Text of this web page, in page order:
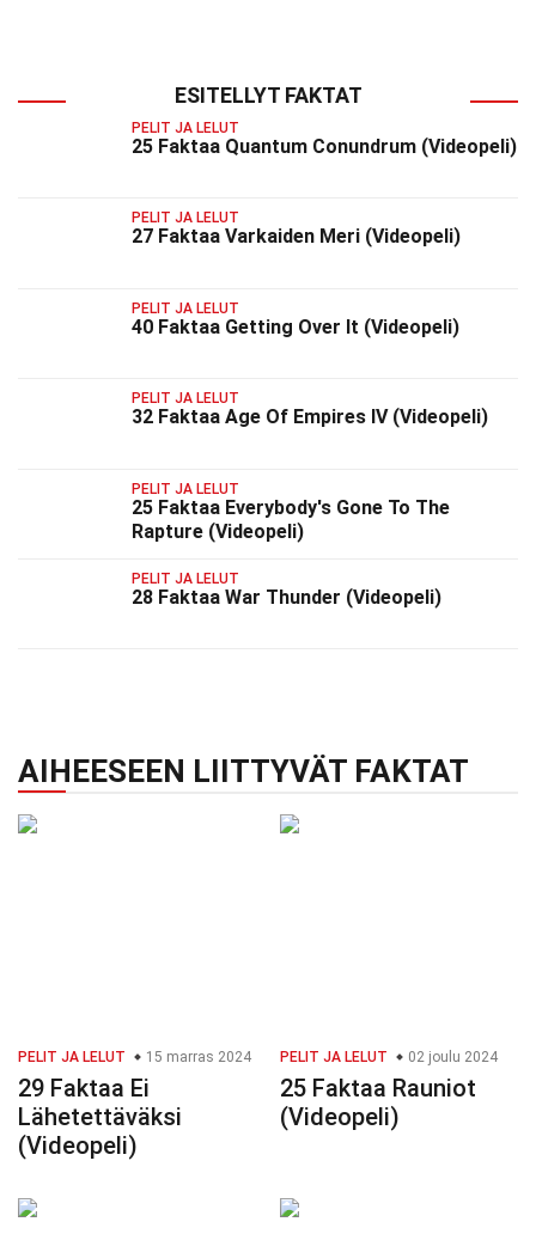
ESITELLYT FAKTAT
PELIT JA LELUT
25 Faktaa Quantum Conundrum (Videopeli)
PELIT JA LELUT
27 Faktaa Varkaiden Meri (Videopeli)
PELIT JA LELUT
40 Faktaa Getting Over It (Videopeli)
PELIT JA LELUT
32 Faktaa Age Of Empires IV (Videopeli)
PELIT JA LELUT
25 Faktaa Everybody's Gone To The
Rapture (Videopeli)
PELIT JA LELUT
28 Faktaa War Thunder (Videopeli)
AIHEESEEN LIITTYVÄT FAKTAT
PELIT JA LELUT 15 marras 2024
29 Faktaa Ei
Lähetettäväksi
(Videopeli)
PELIT JA LELUT 02 joulu 2024
25 Faktaa Rauniot
(Videopeli)